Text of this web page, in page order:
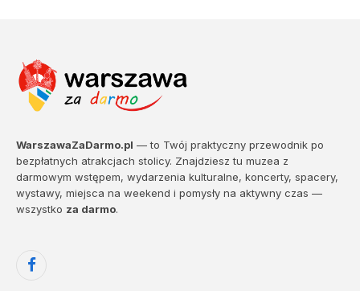
WarszawaZaDarmo.pl — to Twój praktyczny przewodnik po
bezpłatnych atrakcjach stolicy. Znajdziesz tu muzea z
darmowym wstępem, wydarzenia kulturalne, koncerty, spacery,
wystawy, miejsca na weekend i pomysły na aktywny czas —
wszystko za darmo.
Facebook